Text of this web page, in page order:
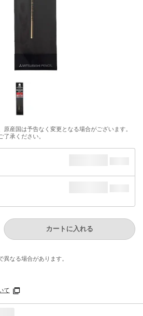
産国は予告なく変更となる場合がございます。
了承ください。
カートに入れる
なる​場合が​あります。
て